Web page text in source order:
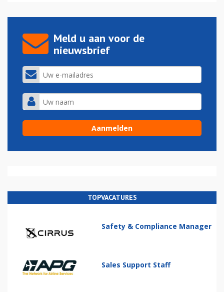
Meld u aan voor de
nieuwsbrief
TOPVACATURES
Safety & Compliance Manager
Sales Support Staff